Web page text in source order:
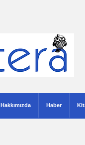
Hakkımızda Haber